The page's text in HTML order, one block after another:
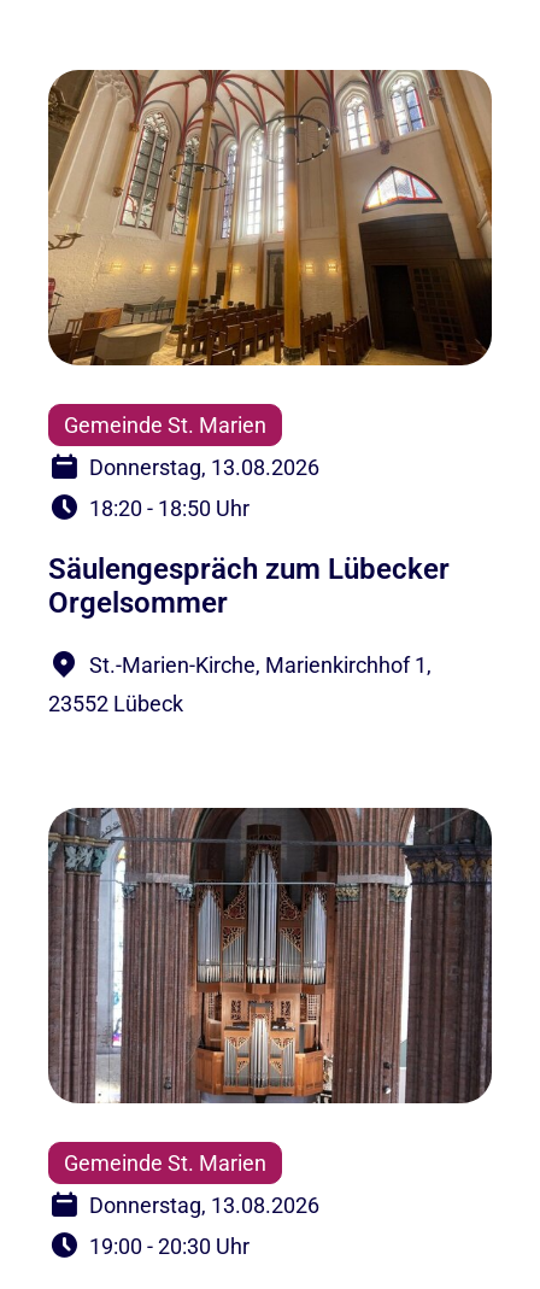
Gemeinde St. Marien
Donnerstag, 13.08.2026
18:20 - 18:50 Uhr
Säulengespräch zum Lübecker
Orgelsommer
St.-Marien-Kirche, Marienkirchhof 1,
23552 Lübeck
Gemeinde St. Marien
Donnerstag, 13.08.2026
19:00 - 20:30 Uhr